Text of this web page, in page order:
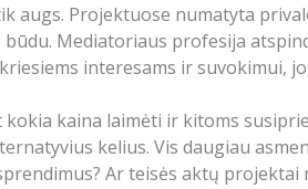
augs. Projektuose numatyta
Mediatoriaus profesija
interesams ir suvokimui,
kaina laimėti ir kitoms
kelius. Vis daugiau
Ar teisės aktų